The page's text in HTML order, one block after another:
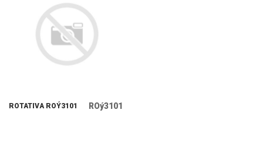
ROTATIVA ROÝ3101 ROý3101